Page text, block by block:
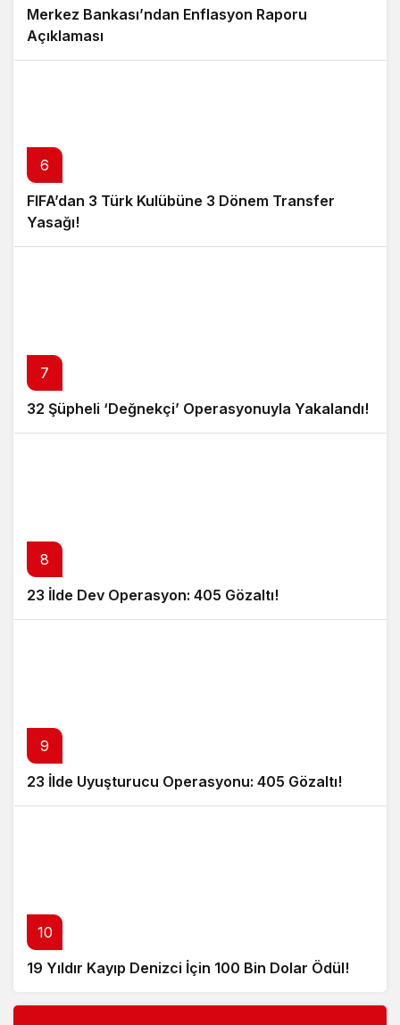
Merkez Bankası’ndan Enflasyon Raporu
Açıklaması
6
FIFA’dan 3 Türk Kulübüne 3 Dönem Transfer
Yasağı!
7
32 Şüpheli ‘Değnekçi’ Operasyonuyla Yakalandı!
8
23 İlde Dev Operasyon: 405 Gözaltı!
9
23 İlde Uyuşturucu Operasyonu: 405 Gözaltı!
10
19 Yıldır Kayıp Denizci İçin 100 Bin Dolar Ödül!